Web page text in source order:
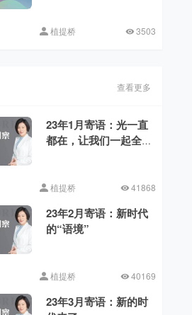
植提桥 3503
查看更多
23年1月寄语：光一直
都在，让我们一起全
植提桥 41868
23年2月寄语：新时代
的“语境”
植提桥 40169
23年3月寄语：新的时